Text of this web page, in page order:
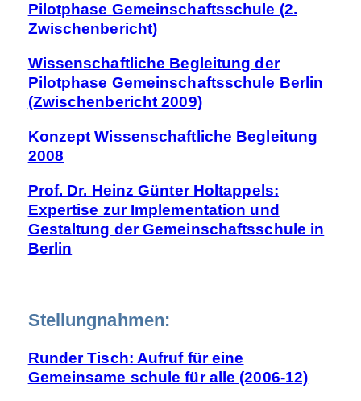
Pilotphase Gemeinschaftsschule (2.
Zwischenbericht)
Wissenschaftliche Begleitung der
Pilotphase Gemeinschaftsschule Berlin
(Zwischenbericht 2009)
Konzept Wissenschaftliche Begleitung
2008
Prof. Dr. Heinz Günter Holtappels:
Expertise zur Implementation und
Gestaltung der Gemeinschaftsschule in
Berlin
Stellungnahmen:
Runder Tisch: Aufruf für eine
Gemeinsame schule für alle (2006-12)